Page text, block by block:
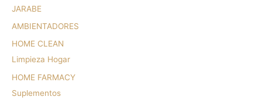
JARABE
AMBIENTADORES
HOME CLEAN
Limpieza Hogar
HOME FARMACY
Suplementos